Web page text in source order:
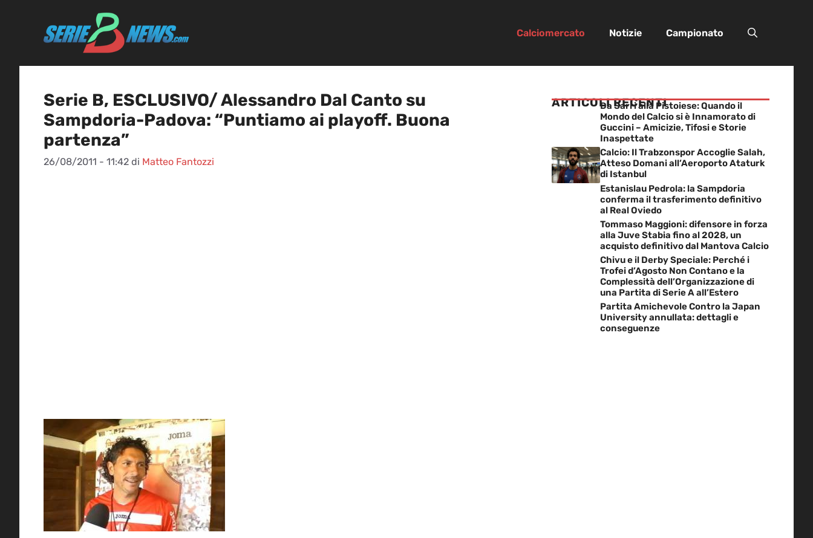
Calciomercato Notizie Campionato
Serie B, ESCLUSIVO/ Alessandro Dal Canto su
Sampdoria-Padova: “Puntiamo ai playoff. Buona
partenza”
26/08/2011 - 11:42 di Matteo Fantozzi
ARTICOLI RECENTI
Da Sarri alla Pistoiese: Quando il
Mondo del Calcio si è Innamorato di
Guccini – Amicizie, Tifosi e Storie
Inaspettate
Calcio: Il Trabzonspor Accoglie Salah,
Atteso Domani all’Aeroporto Ataturk
di Istanbul
Estanislau Pedrola: la Sampdoria
conferma il trasferimento definitivo
al Real Oviedo
Tommaso Maggioni: difensore in forza
alla Juve Stabia fino al 2028, un
acquisto definitivo dal Mantova Calcio
Chivu e il Derby Speciale: Perché i
Trofei d’Agosto Non Contano e la
Complessità dell’Organizzazione di
una Partita di Serie A all’Estero
Partita Amichevole Contro la Japan
University annullata: dettagli e
conseguenze